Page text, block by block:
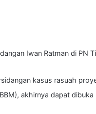
Iwan Ratman di PN
kasus rasuah
akhirnya dapat